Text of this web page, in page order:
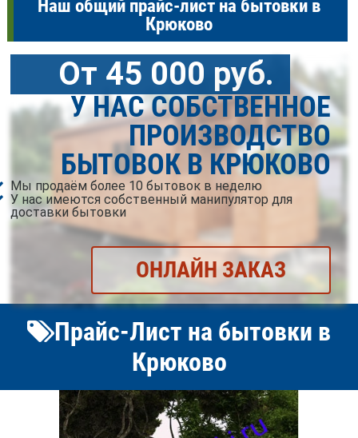
Наш общий прайс-лист на бытовки в
Крюково
От 45 000 руб.
У НАС СОБСТВЕННОЕ
ПРОИЗВОДСТВО
БЫТОВОК В КРЮКОВО
Мы продаём более 10 бытовок в неделю
У нас имеются собственный манипулятор для
доставки бытовки
ОНЛАЙН ЗАКАЗ
Прайс-Лист на бытовки в
Крюково